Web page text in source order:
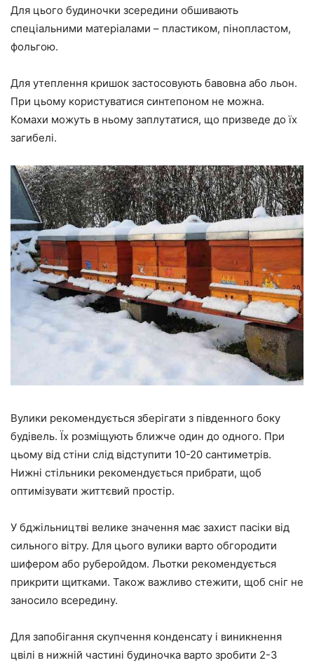
Для цього будиночки зсередини обшивають
спеціальними матеріалами – пластиком, пінопластом,
фольгою.
Для утеплення кришок застосовують бавовна або льон.
При цьому користуватися синтепоном не можна.
Комахи можуть в ньому заплутатися, що призведе до їх
загибелі.
Вулики рекомендується зберігати з південного боку
будівель. Їх розміщують ближче один до одного. При
цьому від стіни слід відступити 10-20 сантиметрів.
Нижні стільники рекомендується прибрати, щоб
оптимізувати життєвий простір.
У бджільництві велике значення має захист пасіки від
сильного вітру. Для цього вулики варто обгородити
шифером або руберойдом. Льотки рекомендується
прикрити щитками. Також важливо стежити, щоб сніг не
заносило всередину.
Для запобігання скупчення конденсату і виникнення
цвілі в нижній частині будиночка варто зробити 2-3